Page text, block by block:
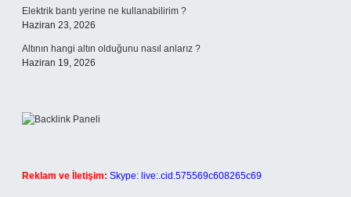
Elektrik bantı yerine ne kullanabilirim ?
Haziran 23, 2026
Altının hangi altın olduğunu nasıl anlarız ?
Haziran 19, 2026
Reklam ve İletişim: Skype: live:.cid.575569c608265c69